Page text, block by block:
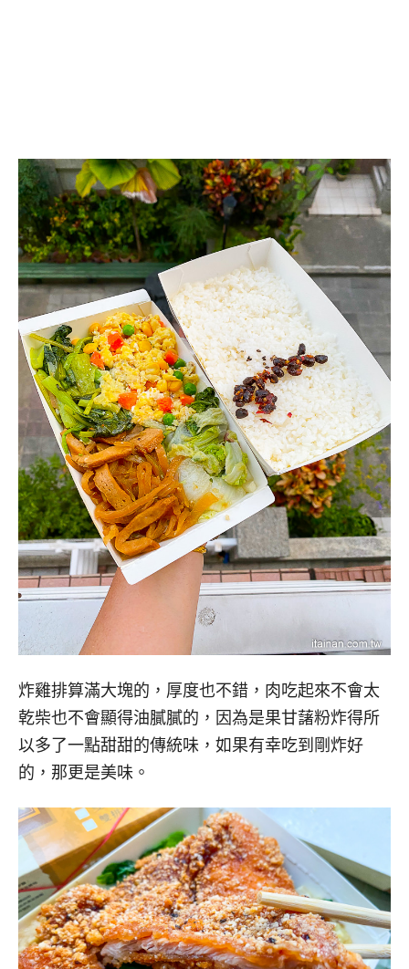
炸雞排算滿大塊的，厚度也不錯，肉吃起來不會太
乾柴也不會顯得油膩膩的，因為是果甘藷粉炸得所
以多了一點甜甜的傳統味，如果有幸吃到剛炸好
的，那更是美味。